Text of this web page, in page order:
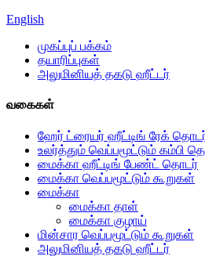
English
முகப்புப் பக்கம்
தயாரிப்புகள்
அலுமினியத் தகடு ஹீட்டர்
வகைகள்
ஹேர் ட்ரையர் ஹீட்டிங் ரேக்
உலர்த்தும் வெப்பமூட்டும் கம்பி
மைக்கா ஹீட்டிங் பேண்ட் தொடர்
மைக்கா வெப்பமூட்டும் கூறுகள்
மைக்கா
மைக்கா தாள்
மைக்கா குழாய்
மின்சார வெப்பமூட்டும் கூறுகள்
அலுமினியத் தகடு ஹீட்டர்